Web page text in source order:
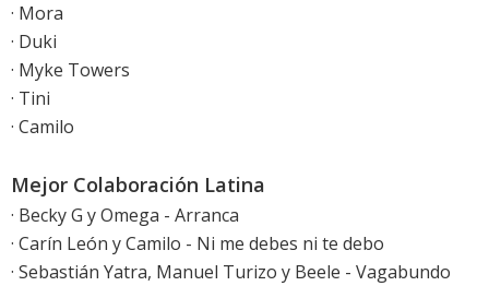
· Mora
· Duki
· Myke Towers
· Tini
· Camilo
Mejor Colaboración Latina
· Becky G y Omega - Arranca
· Carín León y Camilo - Ni me debes ni te debo
· Sebastián Yatra, Manuel Turizo y Beele - Vagabundo